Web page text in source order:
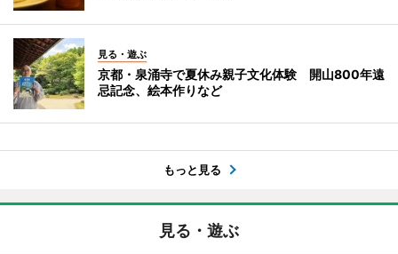
見る・遊ぶ
京都・泉涌寺で夏休み親子文化体験 開山800年遠
忌記念、絵本作りなど
もっと見る
見る・遊ぶ